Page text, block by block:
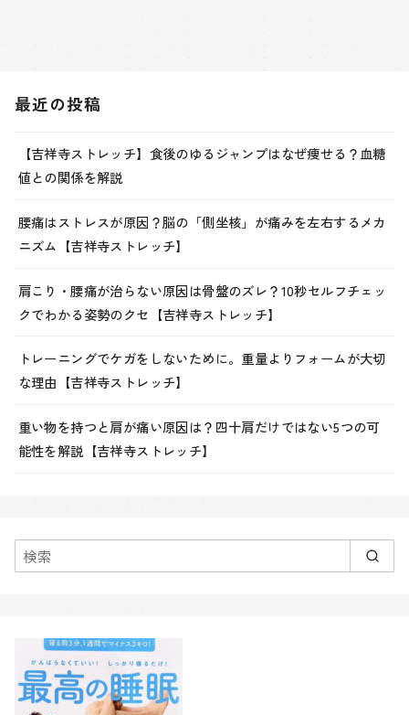
最近の投稿
【吉祥寺ストレッチ】食後のゆるジャンプはなぜ痩せる？血糖
値との関係を解説
腰痛はストレスが原因？脳の「側坐核」が痛みを左右するメカ
ニズム【吉祥寺ストレッチ】
肩こり・腰痛が治らない原因は骨盤のズレ？10秒セルフチェッ
クでわかる姿勢のクセ【吉祥寺ストレッチ】
トレーニングでケガをしないために。重量よりフォームが大切
な理由【吉祥寺ストレッチ】
重い物を持つと肩が痛い原因は？四十肩だけではない5つの可
能性を解説【吉祥寺ストレッチ】